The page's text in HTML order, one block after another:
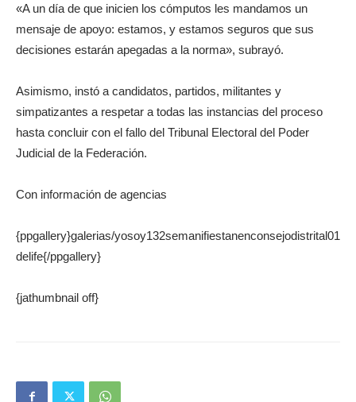
«A un día de que inicien los cómputos les mandamos un
mensaje de apoyo: estamos, y estamos seguros que sus
decisiones estarán apegadas a la norma», subrayó.
Asimismo, instó a candidatos, partidos, militantes y
simpatizantes a respetar a todas las instancias del proceso
hasta concluir con el fallo del Tribunal Electoral del Poder
Judicial de la Federación.
Con información de agencias
{ppgallery}galerias/yosoy132semanifiestanenconsejodistrital01
delife{/ppgallery}
{jathumbnail off}